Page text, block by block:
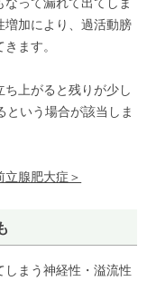
増加により、過活動膀
ます。
ち上がると残りが少し
いう場合が該当しま
腺肥大症＞
しまう神経性・溢流性